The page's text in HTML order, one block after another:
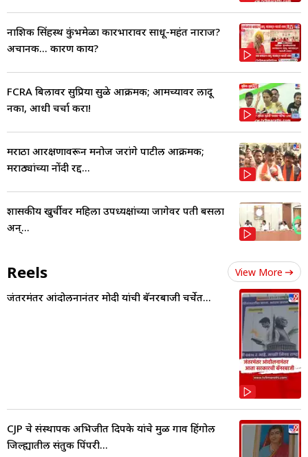
नाशिक सिंहस्थ कुंभमेळा कारभारावर साधू-महंत नाराज?
अचानक... कारण काय?
FCRA बिलावर सुप्रिया सुळे आक्रमक; आमच्यावर लादू
नका, आधी चर्चा करा!
मराठा आरक्षणावरून मनोज जरांगे पाटील आक्रमक;
मराठ्यांच्या नोंदी रद्द...
शासकीय खुर्चीवर महिला उपध्यक्षांच्या जागेवर पती बसला
अन्...
Reels View More
जंतरमंतर आंदोलनानंतर मोदी यांची बॅनरबाजी चर्चेत...
CJP चे संस्थापक अभिजीत दिपके यांचे मुळ गाव हिंगोली
जिल्ह्यातील संतुक पिंपरी...